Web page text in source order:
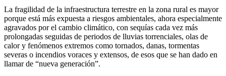
La fragilidad de la infraestructura terrestre en la zona rural es mayor
porque está más expuesta a riesgos ambientales, ahora especialmente
agravados por el cambio climático, con sequías cada vez más
prolongadas seguidas de periodos de lluvias torrenciales, olas de
calor y fenómenos extremos como tornados, danas, tormentas
severas o incendios voraces y extensos, de esos que se han dado en
llamar de “nueva generación”.